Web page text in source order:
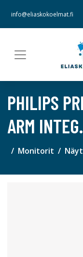
info@eliaskokoelmat.fi
PHILIPS
ARM
Monitorit